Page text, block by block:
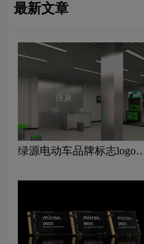
最新文章
绿源电动车品牌标志logo
念